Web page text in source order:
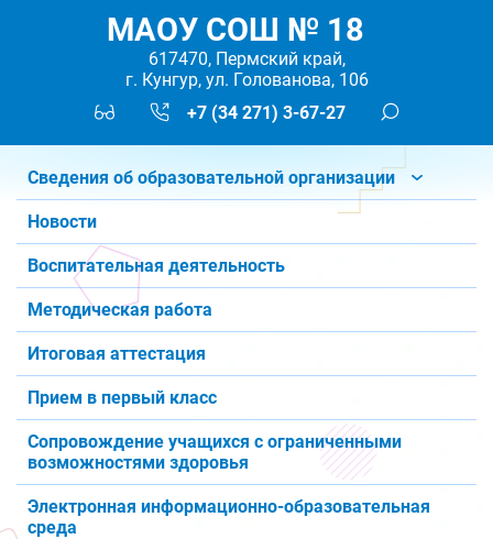
МАОУ СОШ № 18
617470, Пермский край,
г. Кунгур, ул. Голованова, 106
+7 (34 271) 3-67-27
Сведения об образовательной организации
Новости
Воспитательная деятельность
Методическая работа
Итоговая аттестация
Прием в первый класс
Сопровождение учащихся с ограниченными
возможностями здоровья
Электронная информационно-образовательная
среда